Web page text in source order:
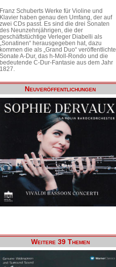
Franz Schuberts Werke für Violine und
Klavier haben genau den Umfang, der auf
zwei CDs passt. Es sind die drei Sonaten
des Neunzehnjährigen, die der
geschäftstüchtige Verleger Diabelli als
„Sonatinen“ herausgegeben hat, dazu
kommen die als „Grand Duo“ veröffentlichte
Sonate A-Dur, das h-Moll-Rondo und die
bedeutende C-Dur-Fantasie aus dem Jahr
1827.
Neuveröffentlichungen
Weitere 39 Themen